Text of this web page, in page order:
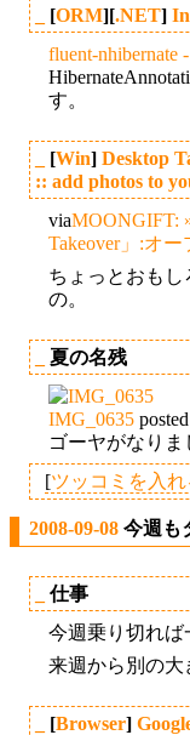
[ORM][.NET]
fluent-nhibernate
す。
[Win] Desktop
:: add photos to
viaMOONGIFT:
Takeover」:オ
ちょっとおも
の。
夏の名残
IMG_0635
ゴーヤがなりま
[ツッコミを入れ
2008-09-08 今週も
仕事
今週乗り切れば
来週から別の
[Browser]